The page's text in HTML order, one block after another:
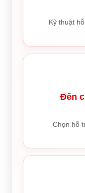
Kỹ thuật
Đến
Chọn hỗ